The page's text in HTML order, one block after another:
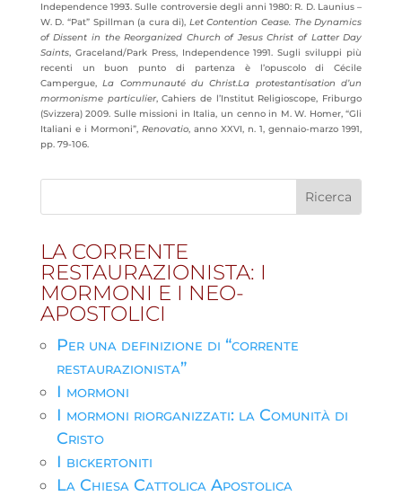
Independence 1993. Sulle controversie degli anni 1980: R. D. Launius –
W. D. “Pat” Spillman (a cura di), Let Contention Cease. The Dynamics
of Dissent in the Reorganized Church of Jesus Christ of Latter Day
Saints, Graceland/Park Press, Independence 1991. Sugli sviluppi più
recenti un buon punto di partenza è l’opuscolo di Cécile
Campergue,La Communauté du Christ.La protestantisation d’un
mormonisme particulier, Cahiers de l’Institut Religioscope, Friburgo
(Svizzera) 2009. Sulle missioni in Italia, un cenno in M. W. Homer, “Gli
Italiani e i Mormoni”, Renovatio, anno XXVI, n. 1, gennaio-marzo 1991,
pp. 79-106.
LA CORRENTE
RESTAURAZIONISTA: I
MORMONI E I NEO-
APOSTOLICI
Per una definizione di “corrente
restaurazionista”
I mormoni
I mormoni riorganizzati: la Comunità di
Cristo
I bickertoniti
La Chiesa Cattolica Apostolica